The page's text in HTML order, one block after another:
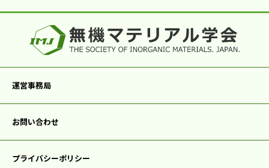
運営事務局
お問い合わせ
プライバシーポリシー